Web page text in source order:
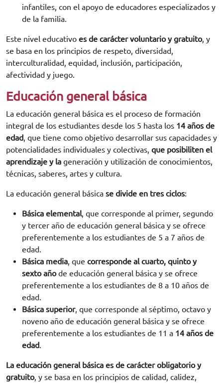
infantiles, con el apoyo de educadores especializados y
de la familia.
Este nivel educativo es de carácter voluntario y gratuito, y
se basa en los principios de respeto, diversidad,
interculturalidad, equidad, inclusión, participación,
afectividad y juego.
Educación general básica
La educación general básica es el proceso de formación
integral de los estudiantes desde los 5 hasta los 14 años de
edad , que tiene como objetivo desarrollar sus capacidades y
potencialidades individuales y colectivas, que posibiliten el
aprendizaje y la generación y utilización de conocimientos,
técnicas, saberes, artes y cultura.
La educación general básica se divide en tres ciclos:
Básica elemental , que corresponde al primer, segundo
y tercer año de educación general básica y se ofrece
preferentemente a los estudiantes de 5 a 7 años de
edad.
Básica media , que corresponde al cuarto, quinto y
sexto añode educación general básica y se ofrece
preferentemente a los estudiantes de 8 a 10 años de
edad.
Básica superior, que corresponde al séptimo, octavo y
noveno año de educación general básica y se ofrece
preferentemente a los estudiantes de 11 a 14 años de
edad
La educación general básica es de carácter obligatorio y
gratuito, y se basa en los principios de calidad, calidez,